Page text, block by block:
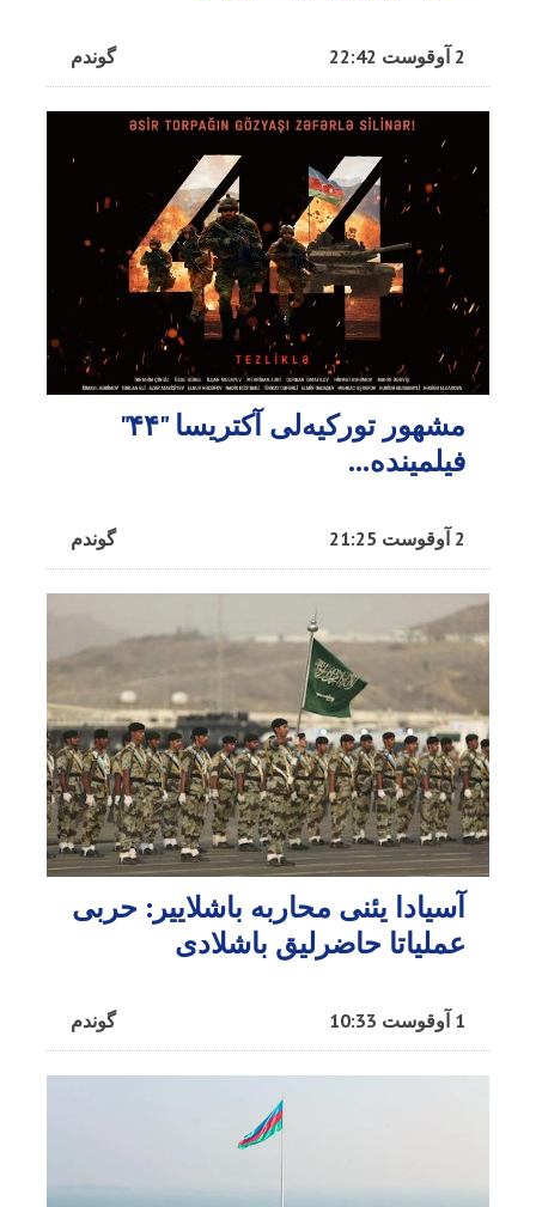
گوندم 2 آوقوست 22:42
مشهور تورکیه‌لی آکتریسا "۴۴"
فیلمینده...
گوندم 2 آوقوست 21:25
آسیادا یئنی محاربه باشلاییر: حربی
عملیاتا حاضرلیق باشلادی
گوندم 1 آوقوست 10:33